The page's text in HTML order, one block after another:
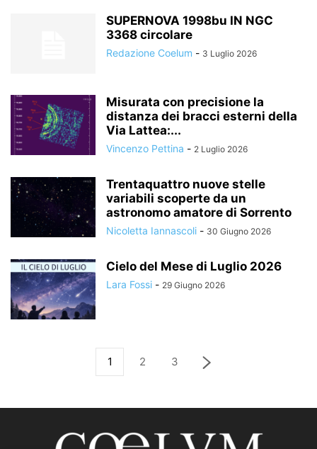
SUPERNOVA 1998bu IN NGC
3368 circolare
Redazione Coelum - 3 Luglio 2026
Misurata con precisione la
distanza dei bracci esterni della
Via Lattea:...
Vincenzo Pettina - 2 Luglio 2026
Trentaquattro nuove stelle
variabili scoperte da un
astronomo amatore di Sorrento
Nicoletta Iannascoli - 30 Giugno 2026
Cielo del Mese di Luglio 2026
Lara Fossi - 29 Giugno 2026
1 2 3